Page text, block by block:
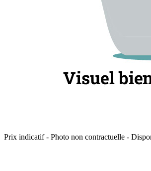
Prix indicatif - Photo non contractuelle -